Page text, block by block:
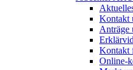
Kontakt
Anträge
Kontakt
Online-